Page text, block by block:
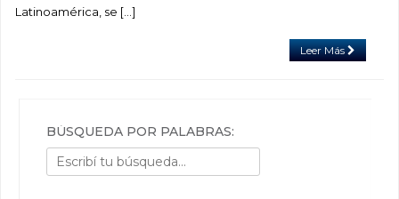
Latinoamérica, se […]
Leer Más
BÚSQUEDA POR PALABRAS: